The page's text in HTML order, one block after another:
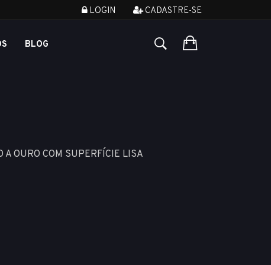
LOGIN CADASTRE-SE
BLOG
OURO COM SUPERFÍCIE LISA